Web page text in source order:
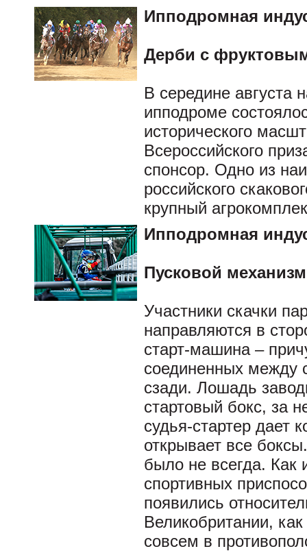
Ипподромная
Дерби с
В середине августа
ипподроме
исторического
Всероссийского
спонсор. Одно из
российского
крупный
Ипподромная
Пусковой механизм
Участники скачки
направляются в
старт-машина –
соединенных между
сзади. Лошадь
стартовый бокс, за
судья-стартер дает
открывает все
было не всегда. Как
спортивных
появились
Великобритании,
совсем в